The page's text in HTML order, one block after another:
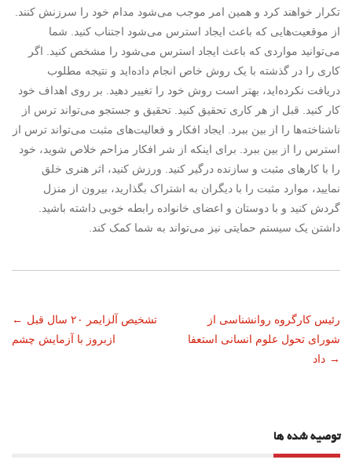
تکرار خواهند کرد و همین امر موجب می‌شود مدام خود را سرزنش کنند.
از موقعیت‌هایی که باعث ایجاد استرس می‌شود اجتناب کنید. شما
می‌توانید مواردی که باعث ایجاد استرس می‌شود را مشخص کنید. اگر
کاری را در گذشته با یک روش خاص انجام داده‌اید و نتیجه مطلوب
دریافت نکرده‌اید، بهتر است روش خود را تغییر دهید. بر روی اهداف خود
کار کنید. قبل از هر کاری تحقیق کنید. تحقیق و جستجو می‌تواند ترس از
ناشناخته‌ها را از بین ببرد. ایجاد افکار و فعالیت‌های مثبت می‌تواند ترس از
استرس را از بین ببرد. برای اینکه از شر افکار مزاحم خلاص شوید، خود
را با کارهای مثبت و سازنده درگیر کنید. ورزش کنید، اثر هنری خلق
نمایید، موارد مثبت را با دیگران به اشتراک بگذارید، بیرون از منزل
گردش کنید و با دوستان و اعضای خانواده رابطه خوبی داشته باشید.
داشتن یک سیستم حمایتی نیز می‌تواند به شما کمک کند.
ناوبری
نوشته
← تشخیص آلزایمر ۲۰ سال قبل
ازبروز با آزمایش چشم
رئیس کارگروه روانشناسی از
شورای تحول علوم انسانی استعفا
داد →
توصیه شده ها